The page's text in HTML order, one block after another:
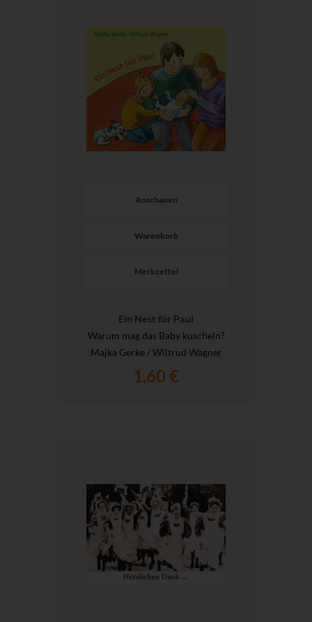
Anschauen
Warenkorb
Merkzettel
Ein Nest für Paul
Warum mag das Baby kuscheln?
Majka Gerke / Wiltrud Wagner
1,60 €